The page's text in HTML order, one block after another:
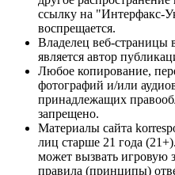
ссылку на "Интерфакс-
воспрещается.
Владелец веб-страницы
является автор
Любое копирование,
фотографий и/или
принадлежащих
запрещено.
Материалы сайта
лиц старше 21 года
может вызвать игровую
правила (принципы)